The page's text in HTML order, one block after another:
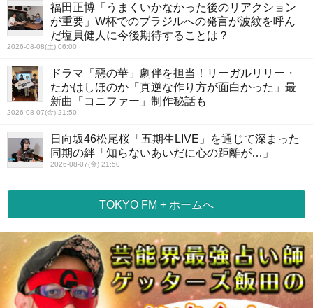
福田正博「うまくいかなかった後のリアクション
が重要」W杯でのブラジルへの発言が波紋を呼ん
だ塩貝健人に今後期待することは？
2026-08-08(土) 06:00
ドラマ「惡の華」劇伴を担当！リーガルリリー・
たかはしほのか「真逆な作り方が面白かった」最
新曲「コニファー」制作秘話も
2026-08-07(金) 21:50
日向坂46松尾桜「五期生LIVE」を通じて深まった
同期の絆「知らないあいだに心の距離が…」
2026-08-07(金) 21:50
TOKYO FM + ホームへ